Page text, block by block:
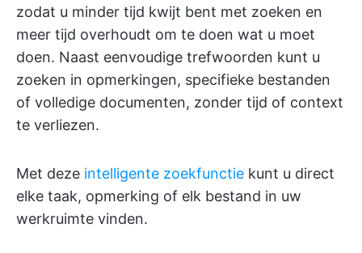
zodat u minder tijd kwijt bent met zoeken en
meer tijd overhoudt om te doen wat u moet
doen. Naast eenvoudige trefwoorden kunt u
zoeken in opmerkingen, specifieke bestanden
of volledige documenten, zonder tijd of context
te verliezen.
Met deze intelligente zoekfunctie kunt u direct
elke taak, opmerking of elk bestand in uw
werkruimte vinden.